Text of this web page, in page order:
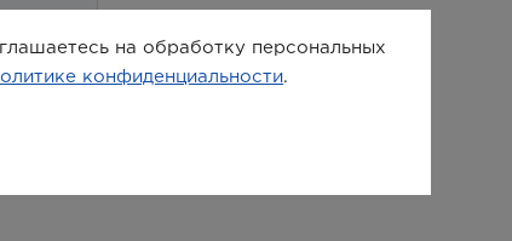
на обработку персональных
конфиденциальности.